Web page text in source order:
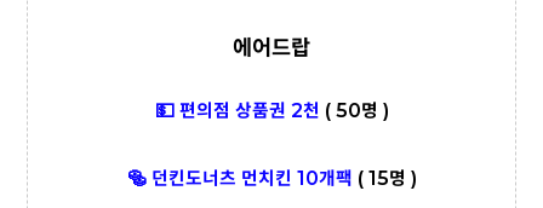
에어드랍
💵 편의점 상품권 2천 ( 50명 )
🥯 던킨도너츠 먼치킨 10개팩 ( 15명 )